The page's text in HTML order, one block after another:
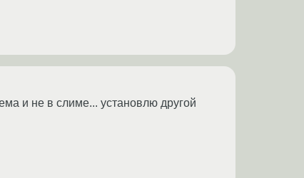
и не в слиме... установлю другой